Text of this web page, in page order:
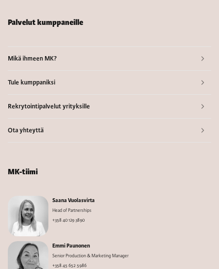
Palvelut kumppaneille
Mikä ihmeen MK?
Tule kumppaniksi
Rekrytointipalvelut yrityksille
Ota yhteyttä
MK-tiimi
Saana Vuolasvirta
Head of Partnerships
+358 40 129 3890
Emmi Paunonen
Senior Production & Marketing Manager
+358 45 652 5986